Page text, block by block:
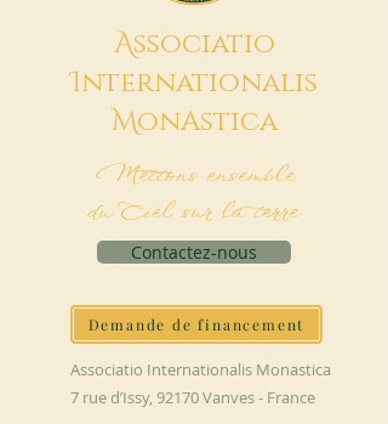
Associatio
Internationalis
MonAstica
Mettons ensemble
du Ciel sur la terre
Contactez-nous
Demande de financement
Associatio Internationalis Monastica
7 rue d’Issy, 92170 Vanves - France